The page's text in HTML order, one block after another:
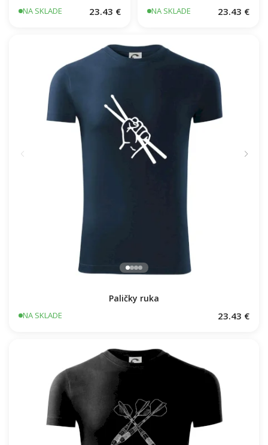
NA SKLADE 23.43 € NA SKLADE 23.43 €
Paličky ruka
NA SKLADE 23.43 €